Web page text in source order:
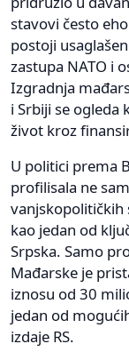
stavovi često
postoji
zastupa NATO i
Izgradnja
i Srbiji se ogleda
život kroz
U politici prema
profilisala ne
vanjskopolitičkih
kao jedan od
Srpska. Samo
Mađarske je
iznosu od 30
jedan od
izdaje RS.